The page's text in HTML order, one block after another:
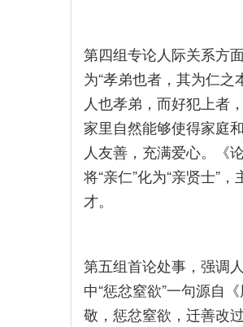
第四组专论人际关系方
为“孝弟也者，其为仁之
人也孝弟，而好犯上者
家里自然能够使得家庭
人友善，充满爱心。《
将“亲仁”化为“亲贤士”
才。
第五组首论处事，强调
中“惩忿窒欲”一句源自
敬，惩忿窒欲，迁善改